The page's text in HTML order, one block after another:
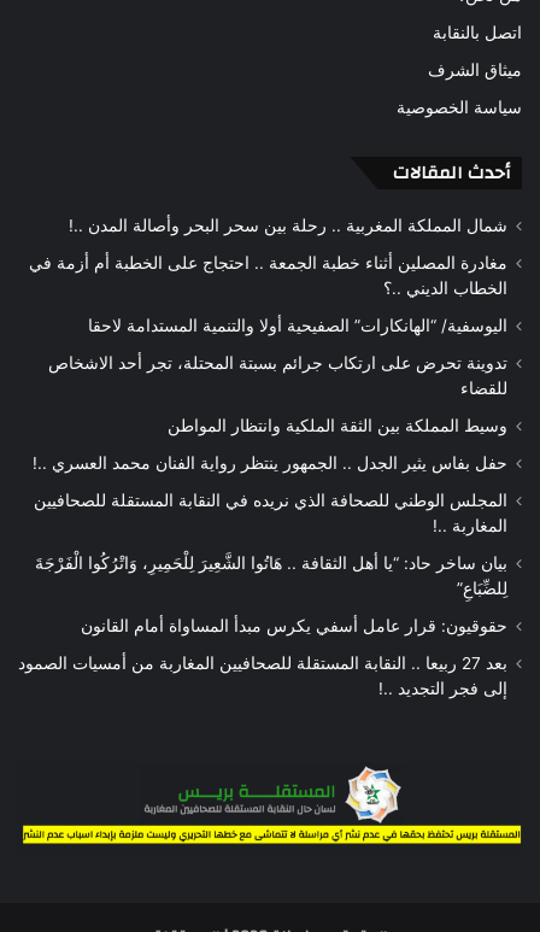
اتصل بالنقابة
ميثاق الشرف
سياسة الخصوصية
أحدث المقالات
شمال المملكة المغربية .. رحلة بين سحر البحر وأصالة المدن ..!
مغادرة المصلين أثناء خطبة الجمعة .. احتجاج على الخطبة أم أزمة في
الخطاب الديني ..؟
اليوسفية/ “الهانكارات” الصفيحية أولا والتنمية المستدامة لاحقا
تدوينة تحرض على ارتكاب جرائم بسبتة المحتلة، تجر أحد الاشخاص
للقضاء
وسيط المملكة بين الثقة الملكية وانتظار المواطن
حفل بفاس يثير الجدل .. الجمهور ينتظر رواية الفنان محمد العسري ..!
المجلس الوطني للصحافة الذي نريده في النقابة المستقلة للصحافيين
المغاربة ..!
بيان ساخر حاد: “يا أهل الثقافة .. هَاتُوا الشَّعِيرَ لِلْحَمِيرِ، وَاتْرُكُوا الْفَرْجَةَ
لِلضِّبَاعِ”
حقوقيون: قرار عامل أسفي يكرس مبدأ المساواة أمام القانون
بعد 27 ربيعا .. النقابة المستقلة للصحافيين المغاربة من أمسيات الصمود
إلى فجر التجديد ..!